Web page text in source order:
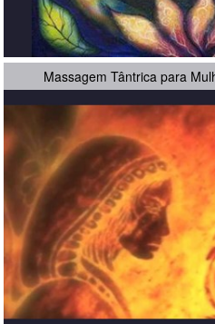
Massagem Tântrica para